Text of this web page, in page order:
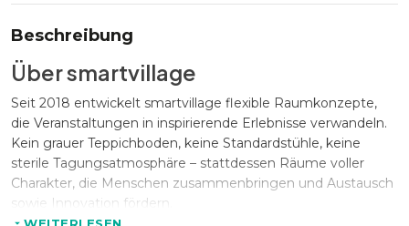
Beschreibung
Über smartvillage
Seit 2018 entwickelt smartvillage flexible Raumkonzepte,
die Veranstaltungen in inspirierende Erlebnisse verwandeln.
Kein grauer Teppichboden, keine Standardstühle, keine
sterile Tagungsatmosphäre – stattdessen Räume voller
Charakter, die Menschen zusammenbringen und Austausch
sowie Innovation fördern.